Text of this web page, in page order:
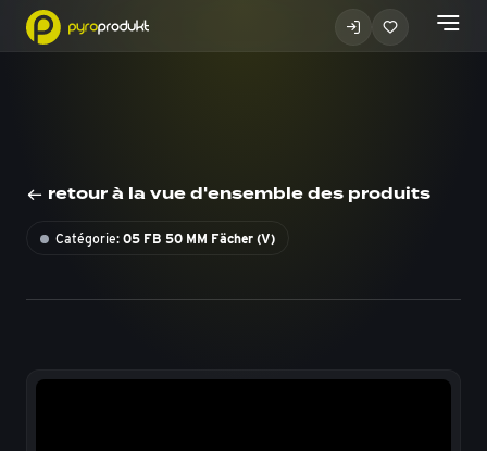
retour à la vue d'ensemble des produits
Catégorie: 05 FB 50 MM Fächer (V)